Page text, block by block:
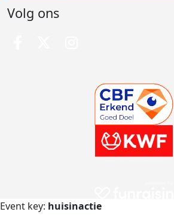
Volg ons
Event key: huisinactie